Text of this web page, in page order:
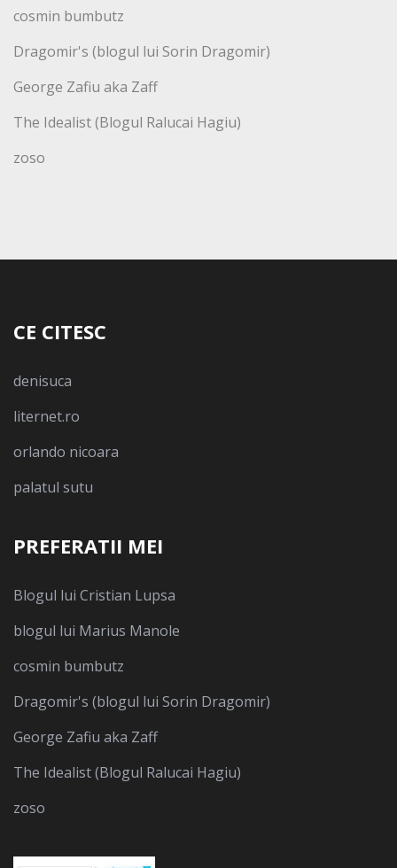
cosmin bumbutz
Dragomir's (blogul lui Sorin Dragomir)
George Zafiu aka Zaff
The Idealist (Blogul Ralucai Hagiu)
zoso
CE CITESC
denisuca
liternet.ro
orlando nicoara
palatul sutu
PREFERATII MEI
Blogul lui Cristian Lupsa
blogul lui Marius Manole
cosmin bumbutz
Dragomir's (blogul lui Sorin Dragomir)
George Zafiu aka Zaff
The Idealist (Blogul Ralucai Hagiu)
zoso